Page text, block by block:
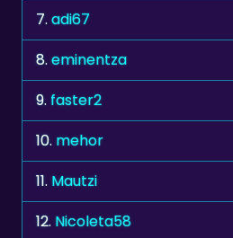
7.adi67
8.eminentza
9.faster2
10. mehor
11. Mautzi
12. Nicoleta58